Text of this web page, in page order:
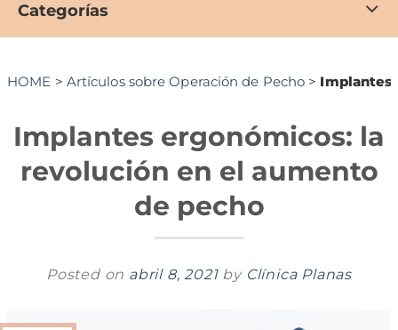
Categorías
HOME > Artículos sobre Operación de Pecho > Implantes
Implantes ergonómicos: la
revolución en el aumento
de pecho
Posted on abril 8, 2021 by Clínica Planas